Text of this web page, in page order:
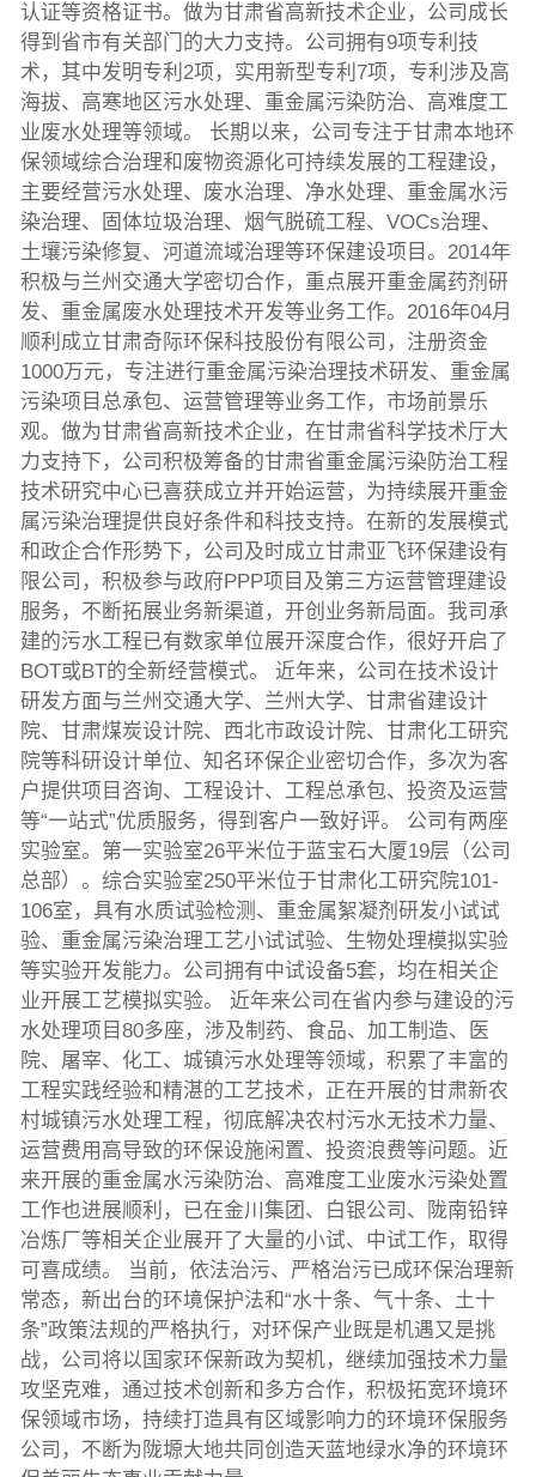
认证等资格证书。做为甘肃省高新技术企业，公司成长
得到省市有关部门的大力支持。公司拥有9项专利技
术，其中发明专利2项，实用新型专利7项，专利涉及高
海拔、高寒地区污水处理、重金属污染防治、高难度工
业废水处理等领域。 长期以来，公司专注于甘肃本地环
保领域综合治理和废物资源化可持续发展的工程建设，
主要经营污水处理、废水治理、净水处理、重金属水污
染治理、固体垃圾治理、烟气脱硫工程、VOCs治理、
土壤污染修复、河道流域治理等环保建设项目。2014年
积极与兰州交通大学密切合作，重点展开重金属药剂研
发、重金属废水处理技术开发等业务工作。2016年04月
顺利成立甘肃奇际环保科技股份有限公司，注册资金
1000万元，专注进行重金属污染治理技术研发、重金属
污染项目总承包、运营管理等业务工作，市场前景乐
观。做为甘肃省高新技术企业，在甘肃省科学技术厅大
力支持下，公司积极筹备的甘肃省重金属污染防治工程
技术研究中心已喜获成立并开始运营，为持续展开重金
属污染治理提供良好条件和科技支持。在新的发展模式
和政企合作形势下，公司及时成立甘肃亚飞环保建设有
限公司，积极参与政府PPP项目及第三方运营管理建设
服务，不断拓展业务新渠道，开创业务新局面。我司承
建的污水工程已有数家单位展开深度合作，很好开启了
BOT或BT的全新经营模式。 近年来，公司在技术设计
研发方面与兰州交通大学、兰州大学、甘肃省建设计
院、甘肃煤炭设计院、西北市政设计院、甘肃化工研究
院等科研设计单位、知名环保企业密切合作，多次为客
户提供项目咨询、工程设计、工程总承包、投资及运营
等“一站式”优质服务，得到客户一致好评。 公司有两座
实验室。第一实验室26平米位于蓝宝石大厦19层（公司
总部）。综合实验室250平米位于甘肃化工研究院101-
106室，具有水质试验检测、重金属絮凝剂研发小试试
验、重金属污染治理工艺小试试验、生物处理模拟实验
等实验开发能力。公司拥有中试设备5套，均在相关企
业开展工艺模拟实验。 近年来公司在省内参与建设的污
水处理项目80多座，涉及制药、食品、加工制造、医
院、屠宰、化工、城镇污水处理等领域，积累了丰富的
工程实践经验和精湛的工艺技术，正在开展的甘肃新农
村城镇污水处理工程，彻底解决农村污水无技术力量、
运营费用高导致的环保设施闲置、投资浪费等问题。近
来开展的重金属水污染防治、高难度工业废水污染处置
工作也进展顺利，已在金川集团、白银公司、陇南铅锌
冶炼厂等相关企业展开了大量的小试、中试工作，取得
可喜成绩。 当前，依法治污、严格治污已成环保治理新
常态，新出台的环境保护法和“水十条、气十条、土十
条”政策法规的严格执行，对环保产业既是机遇又是挑
战，公司将以国家环保新政为契机，继续加强技术力量
攻坚克难，通过技术创新和多方合作，积极拓宽环境环
保领域市场，持续打造具有区域影响力的环境环保服务
公司，不断为陇塬大地共同创造天蓝地绿水净的环境环